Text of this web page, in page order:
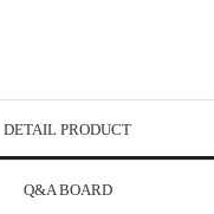
DETAIL PRODUCT
Q&A BOARD